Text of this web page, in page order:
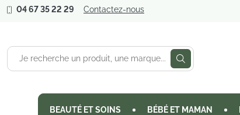
04 67 35 22 29 Contactez-nous
BEAUTÉ ET SOINS BÉBÉ ET MAMAN